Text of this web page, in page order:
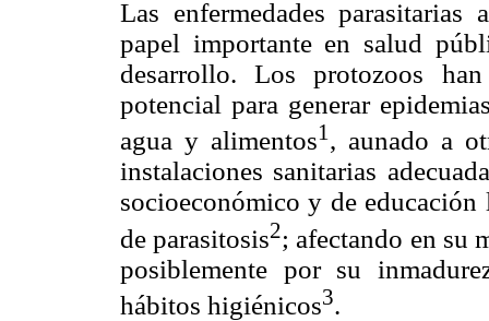
Las enfermedades
papel importante en salud
desarrollo. Los protozoos
potencial para generar
agua y alimentos1 , aunado a
instalaciones sanitarias
socioeconómico y de
de parasitosis2; afectando en su
posiblemente por su
hábitos higiénicos3.